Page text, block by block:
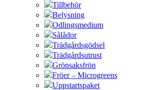
Tillbehör
Belysning
Odlingsmedium
Sålådor
Trädgårdsgödsel
Trädgårdsutrust
Grönsaksfrön
Fröer – Microgreens
Uppstartspaket